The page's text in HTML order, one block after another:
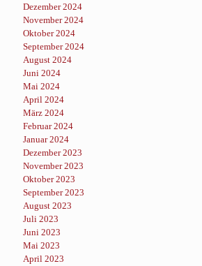
Dezember 2024
November 2024
Oktober 2024
September 2024
August 2024
Juni 2024
Mai 2024
April 2024
März 2024
Februar 2024
Januar 2024
Dezember 2023
November 2023
Oktober 2023
September 2023
August 2023
Juli 2023
Juni 2023
Mai 2023
April 2023